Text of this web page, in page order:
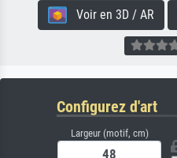
Voir en 3D / AR
Configurez d'art
Largeur (motif, cm)